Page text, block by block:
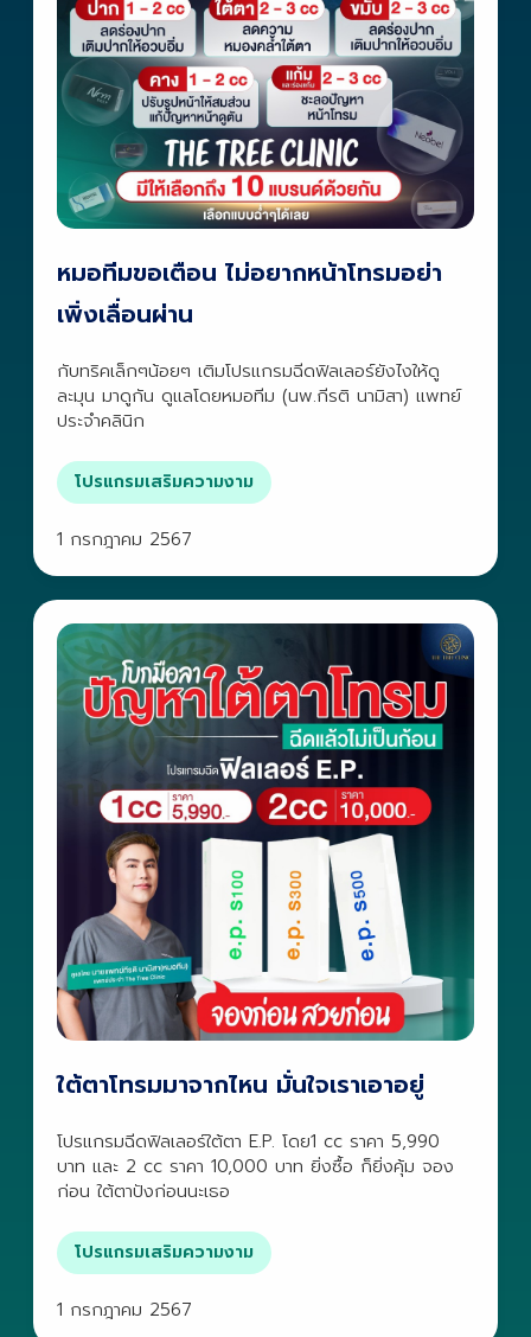
หมอทีมขอเตือน ไม่อยากหน้าโทรมอย่า
เพิ่งเลื่อนผ่าน
กับทริคเล็กๆน้อยๆ เติมโปรแกรมฉีดฟิลเลอร์ยังไงให้ดู
ละมุน มาดูกัน ดูแลโดยหมอทีม (นพ.กีรติ นามิสา) แพทย์
ประจำคลินิก
โปรแกรมเสริมความงาม
1 กรกฎาคม 2567
ใต้ตาโทรมมาจากไหน มั่นใจเราเอาอยู่
โปรแกรมฉีดฟิลเลอร์ใต้ตา E.P. โดย1 cc ราคา 5,990
บาท และ 2 cc ราคา 10,000 บาท ยิ่งซื้อ ก็ยิ่งคุ้ม จอง
ก่อน ใต้ตาปังก่อนนะเธอ
โปรแกรมเสริมความงาม
1 กรกฎาคม 2567